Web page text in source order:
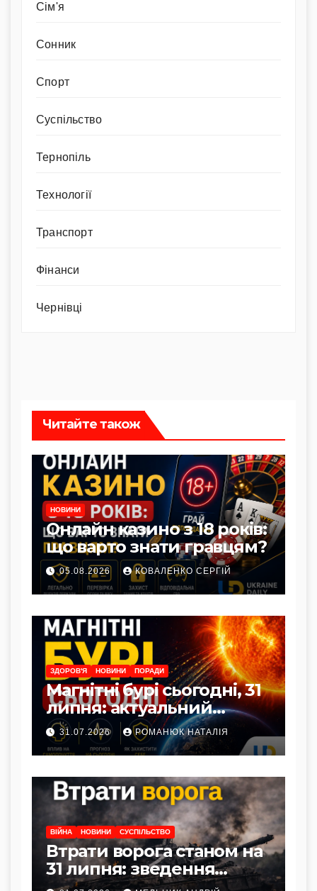
Сім'я
Сонник
Спорт
Суспільство
Тернопіль
Технології
Транспорт
Фінанси
Чернівці
Читайте також
НОВИНИ
Онлайн казино з 18 років:
що варто знати гравцям?
05.08.2026 КОВАЛЕНКО СЕРГІЙ
ЗДОРОВ'Я НОВИНИ ПОРАДИ
Магнітні бурі сьогодні, 31
липня: актуальний
прогноз та як захистити
здоров’я
31.07.2026 РОМАНЮК НАТАЛІЯ
ВІЙНА НОВИНИ СУСПІЛЬСТВО
Втрати ворога станом на
31 липня: зведення
Генштабу ЗСУ